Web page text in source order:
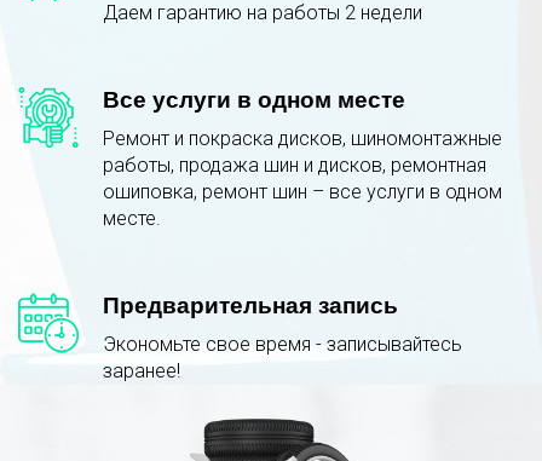
Даем гарантию на работы 2 недели
Все услуги в одном месте
Ремонт и покраска дисков, шиномонтажные
работы, продажа шин и дисков, ремонтная
ошиповка, ремонт шин – все услуги в одном
месте.
Предварительная запись
Экономьте свое время - записывайтесь
заранее!